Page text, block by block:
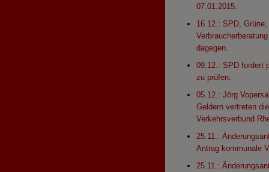
07.01.2015.
16.12.: SPD,
dagegen.
09.12.: SPD fordert
zu prüfen.
05.12.: Jörg
Geldern vertreten
Verkehrsverbund
25.11.:
Antrag kommunale
25.11.: